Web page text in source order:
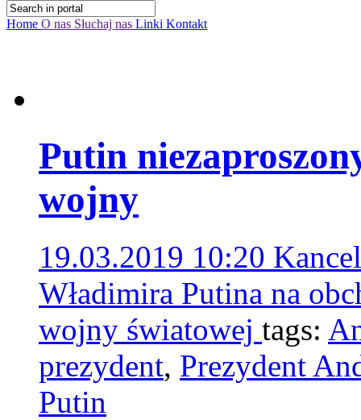
Home O nas Słuchaj nas Linki Kontakt
Putin
wojny
19.03.2019 10:20
Władimira Putina na
wojny światowej tags:
prezydent, Prezydent
Putin